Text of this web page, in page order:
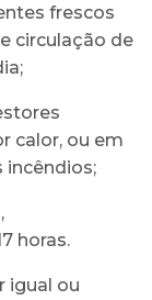
frescos
circulação de
calor, ou em
incêndios;
horas.
igual ou